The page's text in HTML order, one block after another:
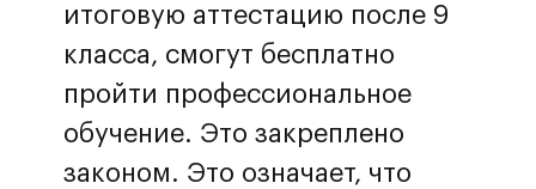
итоговую аттестацию после 9
класса, смогут бесплатно
пройти профессиональное
обучение. Это закреплено
законом. Это означает, что